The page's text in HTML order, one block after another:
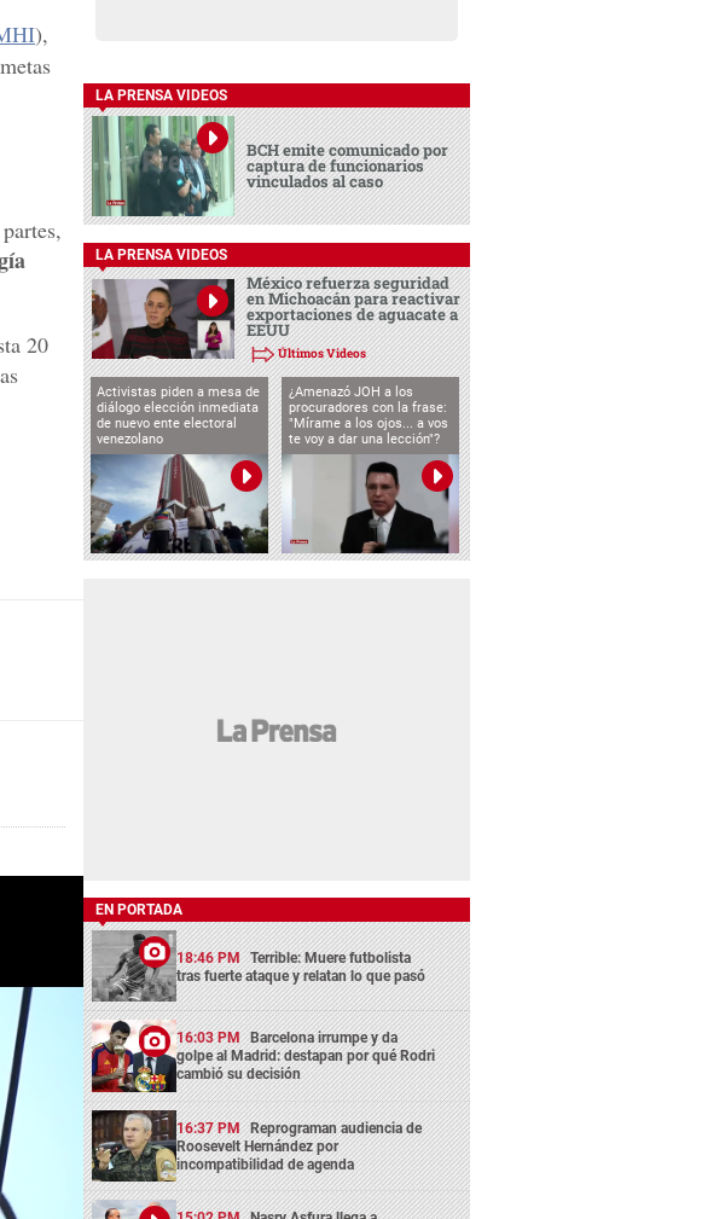
),
20
LA PRENSA VIDEOS
BCH emite comunicado por
captura de funcionarios
vinculados al caso
LA PRENSA VIDEOS
México refuerza seguridad
en Michoacán para reactivar
exportaciones de aguacate a
EEUU
Últimos Videos
Activistas piden a mesa de
diálogo elección inmediata
de nuevo ente electoral
venezolano
¿Amenazó JOH a los
procuradores con la frase:
"Mírame a los ojos... a vos
te voy a dar una lección"?
EN PORTADA
18:46 PM Terrible: Muere futbolista
tras fuerte ataque y relatan lo que pasó
16:03 PM Barcelona irrumpe y da
golpe al Madrid: destapan por qué Rodri
cambió su decisión
16:37 PM Reprograman audiencia de
Roosevelt Hernández por
incompatibilidad de agenda